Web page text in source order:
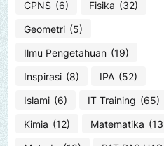
CPNS (6) Fisika (32)
Geometri (5)
Ilmu Pengetahuan (19)
Inspirasi (8) IPA (52)
Islami (6) IT Training (65)
Kimia (12) Matematika